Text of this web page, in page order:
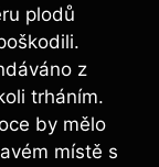
plodů
z
trháním.
by mělo
místě s